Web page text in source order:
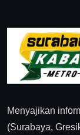
Menyajikan
(Surabaya,